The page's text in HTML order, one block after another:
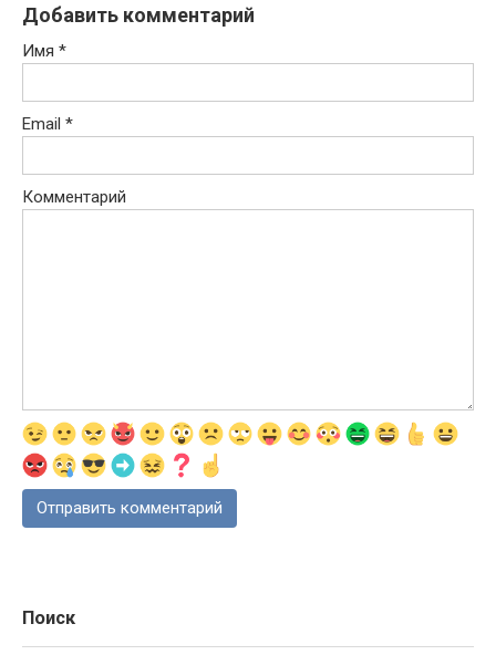
Добавить комментарий
Имя *
Email *
Комментарий
Поиск